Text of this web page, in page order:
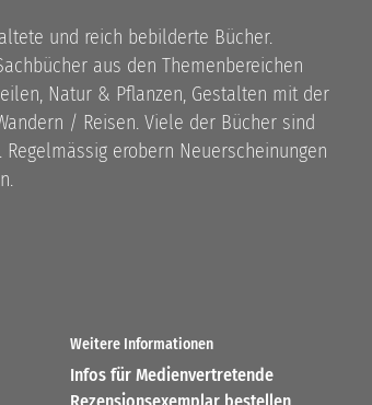
und reich bebilderte Bücher.
aus den Themenbereichen
Natur & Pflanzen, Gestalten mit der
/ Reisen. Viele der Bücher sind
erobern Neuerscheinungen
Weitere Informationen
Infos für Medienvertretende